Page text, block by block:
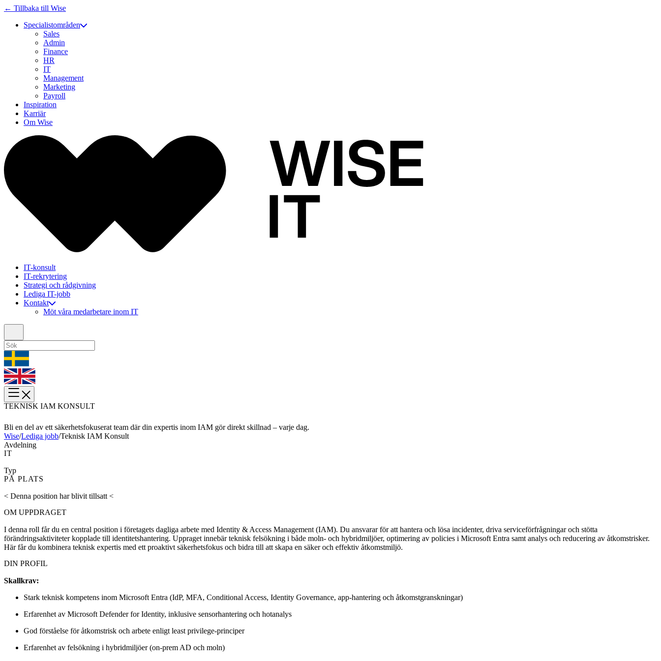
← Tillbaka till Wise
Specialistområden
Sales
Admin
Finance
HR
IT
Management
Marketing
Payroll
Inspiration
Karriär
Om Wise
IT-konsult
IT-rekrytering
Strategi och rådgivning
Lediga IT-jobb
Kontakt
Möt våra medarbetare inom IT
TEKNISK IAM KONSULT
Bli en del av ett säkerhetsfokuserat team där din expertis inom IAM gör direkt skillnad – varje dag.
Wise/Lediga jobb/Teknisk IAM Konsult
Avdelning
IT
Typ
PÅ PLATS
< Denna position har blivit tillsatt <
OM UPPDRAGET
I denna roll får du en central position i företagets dagliga arbete med Identity & Access Management (IAM). Du ansvarar för att hantera och lösa incidenter, driva serviceförfrågningar och stötta
förändringsaktiviteter kopplade till identitetshantering. Uppraget innebär teknisk felsökning i både moln- och hybridmiljöer, optimering av policies i Microsoft Entra samt analys och reducering av åtkomstrisker.
Här får du kombinera teknisk expertis med ett proaktivt säkerhetsfokus och bidra till att skapa en säker och effektiv åtkomstmiljö.
DIN PROFIL
Skallkrav:
Stark teknisk kompetens inom Microsoft Entra (IdP, MFA, Conditional Access, Identity Governance, app-hantering och åtkomstgranskningar)
Erfarenhet av Microsoft Defender for Identity, inklusive sensorhantering och hotanalys
God förståelse för åtkomstrisk och arbete enligt least privilege-principer
Erfarenhet av felsökning i hybridmiljöer (on-prem AD och moln)